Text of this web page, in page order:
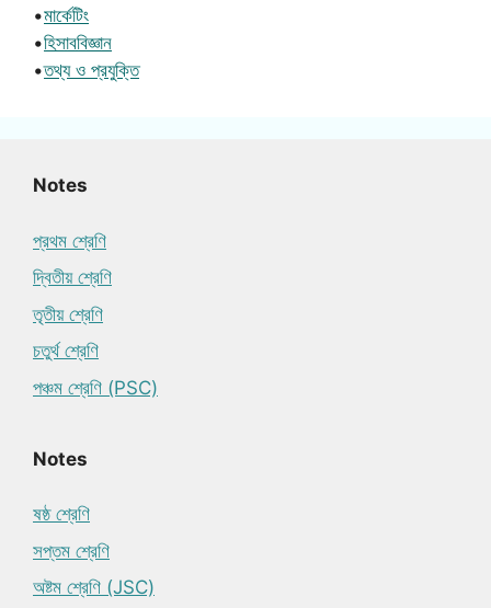
•মার্কেটিং
•হিসাববিজ্ঞান
•তথ্য ও প্রযুক্তি
Notes
প্রথম শ্রেণি
দ্বিতীয় শ্রেণি
তৃতীয় শ্রেণি
চতুর্থ শ্রেণি
পঞ্চম শ্রেণি (PSC)
Notes
ষষ্ঠ শ্রেণি
সপ্তম শ্রেণি
অষ্টম শ্রেণি (JSC)